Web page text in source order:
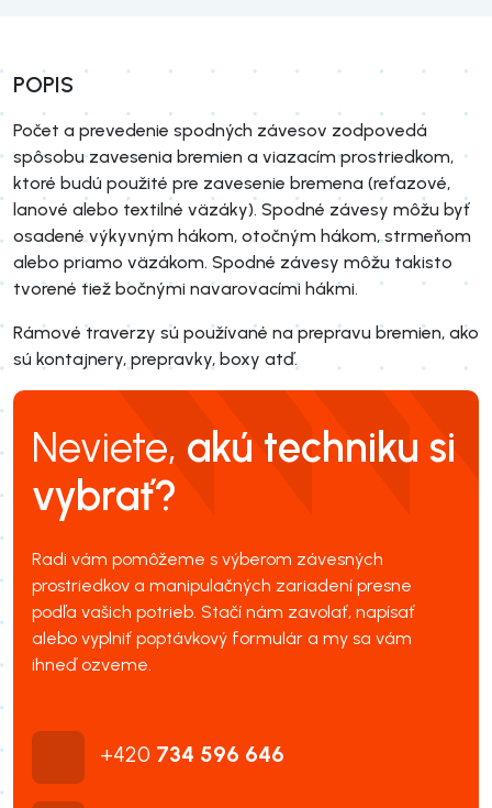
POPIS
Počet a prevedenie spodných závesov zodpovedá
spôsobu zavesenia bremien a viazacím prostriedkom,
ktoré budú použité pre zavesenie bremena (reťazové,
lanové alebo textilné väzáky). Spodné závesy môžu byť
osadené výkyvným hákom, otočným hákom, strmeňom
alebo priamo väzákom. Spodné závesy môžu takisto
tvorené tiež bočnými navarovacími hákmi.
Rámové traverzy sú používané na prepravu bremien, ako
sú kontajnery, prepravky, boxy atď.
Neviete, akú techniku si
vybrať?
Radi vám pomôžeme s výberom závesných
prostriedkov a manipulačných zariadení presne
podľa vašich potrieb. Stačí nám zavolať, napísať
alebo vyplniť poptávkový formulár a my sa vám
ihneď ozveme.
+420 734 596 646